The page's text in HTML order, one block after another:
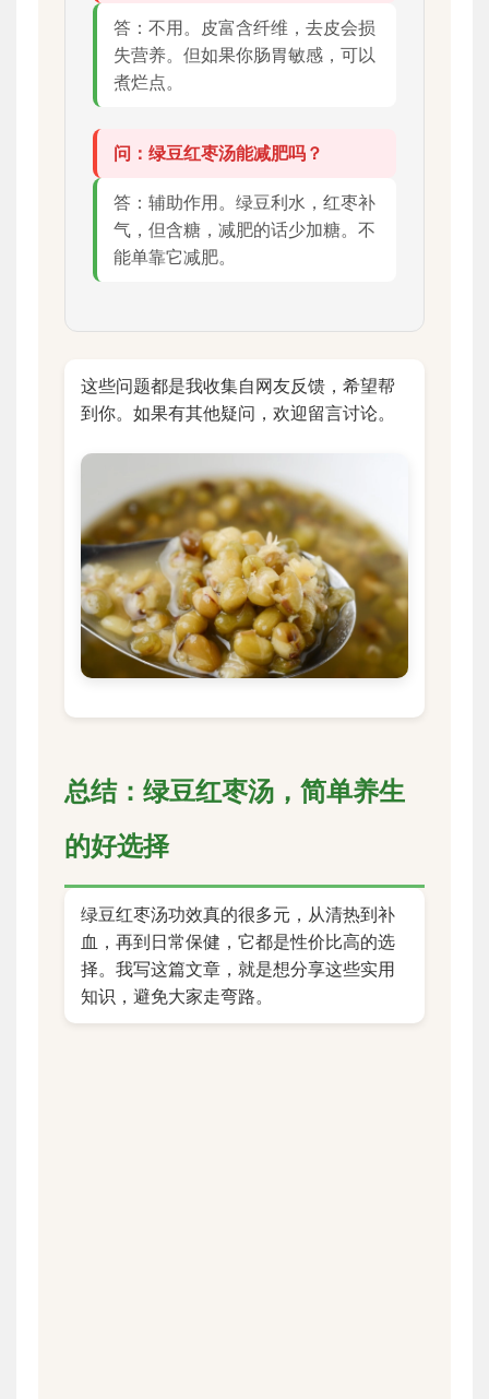
答：不用。皮富含纤维，去皮会损
失营养。但如果你肠胃敏感，可以
煮烂点。
问：绿豆红枣汤能减肥吗？
答：辅助作用。绿豆利水，红枣补
气，但含糖，减肥的话少加糖。不
能单靠它减肥。
这些问题都是我收集自网友反馈，希望帮
到你。如果有其他疑问，欢迎留言讨论。
总结：绿豆红枣汤，简单养生
的好选择
绿豆红枣汤功效真的很多元，从清热到补
血，再到日常保健，它都是性价比高的选
择。我写这篇文章，就是想分享这些实用
知识，避免大家走弯路。